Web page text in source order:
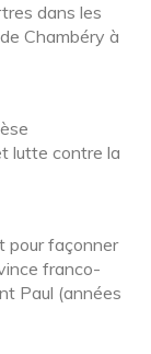
dans les
Chambéry à
lutte contre la
pour façonner
franco-
Paul (années